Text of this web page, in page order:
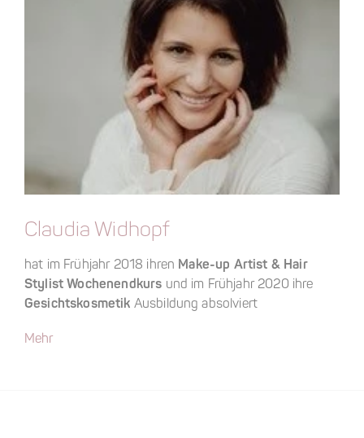
Claudia Widhopf
hat im Frühjahr 2018 ihren Make-up Artist & Hair
Stylist Wochenendkurs und im Frühjahr 2020 ihre
Gesichtskosmetik Ausbildung absolviert
Mehr